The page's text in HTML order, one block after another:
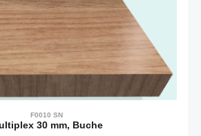
F0010 SN
30 mm, Buche